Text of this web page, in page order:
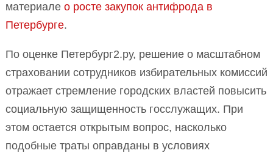
материале о росте закупок антифрода в
Петербурге.
По оценке Петербург2.ру, решение о масштабном
страховании сотрудников избирательных комиссий
отражает стремление городских властей повысить
социальную защищенность госслужащих. При
этом остается открытым вопрос, насколько
подобные траты оправданы в условиях